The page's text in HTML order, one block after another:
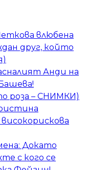
влюбена
друг, който
Анди на
роза – СНИМКИ)
Докато
с кого се